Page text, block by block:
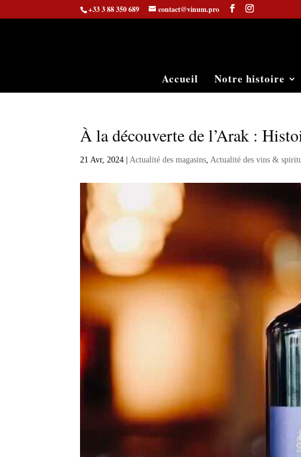
+33 3 88 350 689 contact@vinum.pro
Accueil Notre histoire
À la découverte de l’Arak :
21 Avr, 2024 |Actualité des magasins,Actualité des vins &